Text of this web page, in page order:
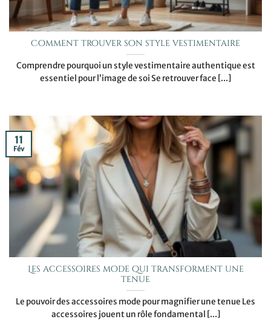
Comment trouver son style vestimentaire
Comprendre pourquoi un style vestimentaire authentique est
essentiel pour l’image de soi Se retrouver face [...]
Les accessoires mode qui transforment une
tenue
Le pouvoir des accessoires mode pour magnifier une tenue Les
accessoires jouent un rôle fondamental [...]
11
Fév